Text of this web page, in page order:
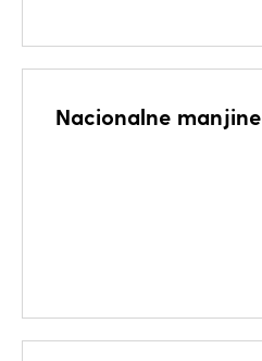
Nacionalne manjine